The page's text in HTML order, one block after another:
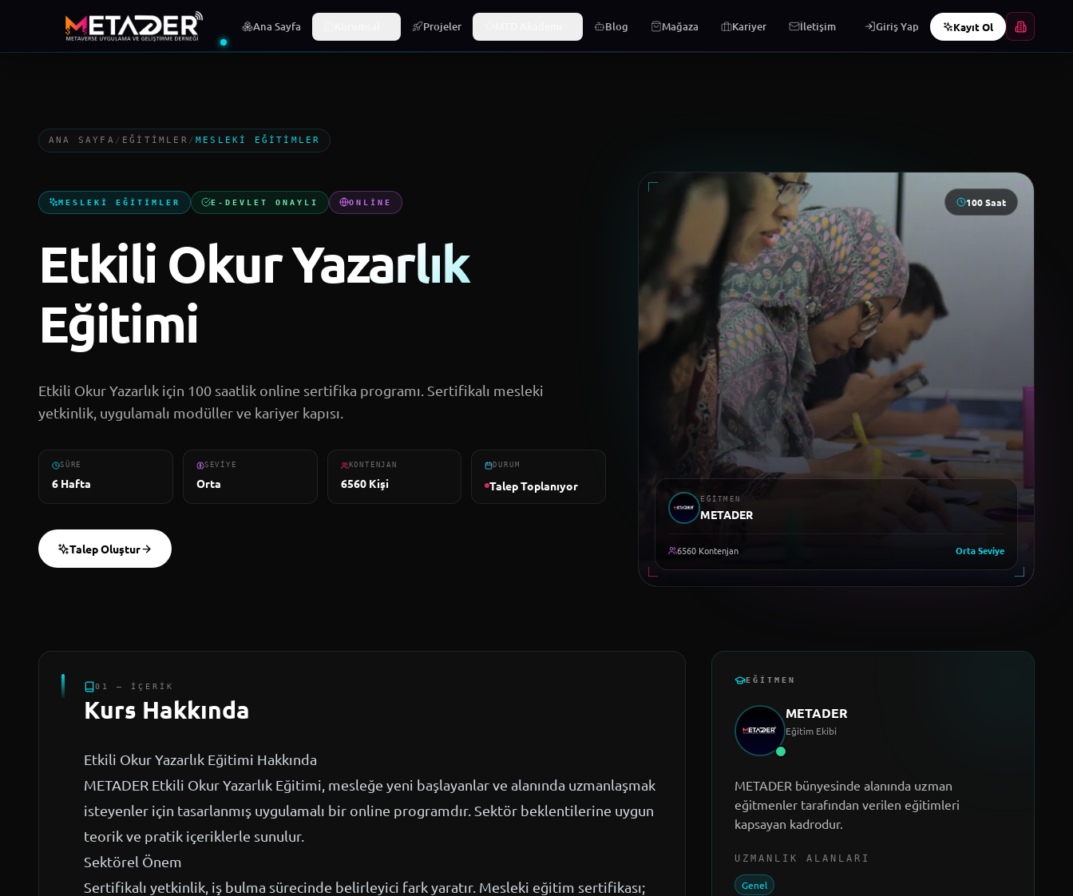
TALEP TOPLANIYOR ·TEKNOLOJI EĞITIMLERI DIJITAL PAZARLAMA·Dijital Pazarlama Eğitimi→ BILIŞIM TEKNOLOJILERI DIJITAL PAZARLAMA·Sosyal Medya İçerik
ANA SAYFA / EĞITIMLER /MESLEKI EĞITIMLER
MESLEKI EĞITIMLER E-DEVLET ONAYLI ONLINE
Etkili Okur Yazarlık
Eğitimi
Etkili Okur Yazarlık için 100 saatlik online sertifika programı. Sertifikalı mesleki
yetkinlik, uygulamalı modüller ve kariyer kapısı.
SÜRE
6 Hafta
SEVIYE
Orta
KONTENJAN
6560Kişi
DURUM
Talep Toplanıyor
Talep Oluştur
100Saat
EĞITMEN
METADER
6560 Kontenjan OrtaSeviye
01 — İÇERIK
Kurs Hakkında
Etkili Okur Yazarlık Eğitimi Hakkında
METADER Etkili Okur Yazarlık Eğitimi, mesleğe yeni başlayanlar ve alanında uzmanlaşmak
isteyenler için tasarlanmış uygulamalı bir online programdır. Sektör beklentilerine uygun
teorik ve pratik içeriklerle sunulur.
Sektörel Önem
Sertifikalı yetkinlik, iş bulma sürecinde belirleyici fark yaratır. Mesleki eğitim sertifikası;
EĞITMEN
METADER
Eğitim Ekibi
METADER bünyesinde alanında uzman
eğitmenler tarafından verilen eğitimleri
kapsayan kadrodur.
UZMANLIK ALANLARI
Genel